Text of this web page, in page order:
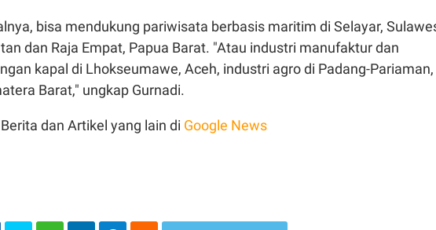
bisa mendukung pariwisata berbasis maritim di Selayar,
dan Raja Empat, Papua Barat. "Atau industri manufaktur dan
kapal di Lhokseumawe, Aceh, industri agro di Padang-Pariaman,
Barat," ungkap Gurnadi.
dan Artikel yang lain di Google News